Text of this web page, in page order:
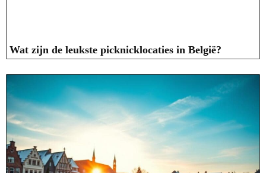
Wat zijn de leukste picknicklocaties in België?